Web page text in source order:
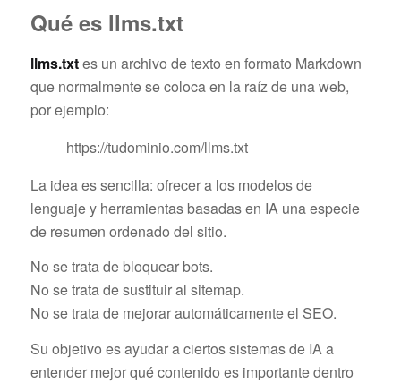
Qué es llms.txt
llms.txtes un archivo de texto en formato Markdown
que normalmente se coloca en la raíz de una web,
por ejemplo:
https://tudominio.com/llms.txt
La idea es sencilla: ofrecer a los modelos de
lenguaje y herramientas basadas en IA una especie
de resumen ordenado del sitio.
No se trata de bloquear bots.
No se trata de sustituir al sitemap.
No se trata de mejorar automáticamente el SEO.
Su objetivo es ayudar a ciertos sistemas de IA a
entender mejor qué contenido es importante dentro